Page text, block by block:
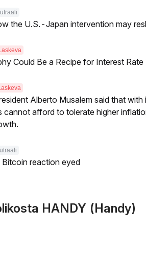
the U.S.-Japan intervention may
Could Be a Recipe for Interest Rate
Alberto Musalem said that
cannot afford to tolerate higher
reaction eyed
HANDY (Handy)